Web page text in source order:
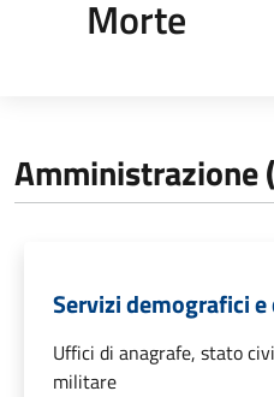
Morte
Amministrazione
Servizi demografici
Uffici di anagrafe, stato
militare